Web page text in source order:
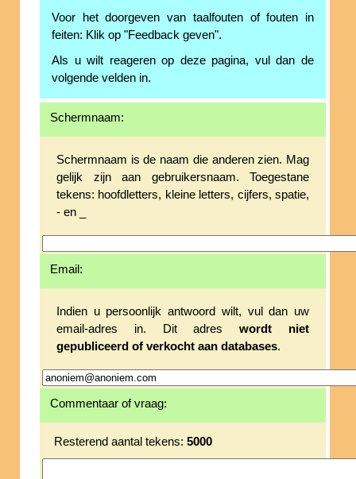
Voor het doorgeven van taalfouten of fouten in
feiten: Klik op "Feedback geven".
Als u wilt reageren op deze pagina, vul dan de
volgende velden in.
Schermnaam:
Schermnaam is de naam die anderen zien. Mag
gelijk zijn aan gebruikersnaam. Toegestane
tekens: hoofdletters, kleine letters, cijfers, spatie,
- en _
Email:
Indien u persoonlijk antwoord wilt, vul dan uw
email-adres in. Dit adreswordt niet
gepubliceerd of verkocht aan databases.
Commentaar of vraag:
Resterend aantal tekens: 5000